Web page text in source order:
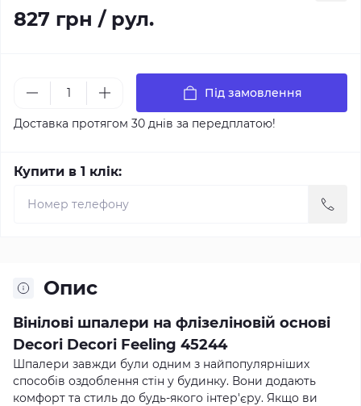
827 грн / рул.
Під замовлення
Доставка протягом 30 днів за передплатою!
Купити в 1 клік:
Опис
Вінілові шпалери на флізеліновій основі
Decori Decori Feeling 45244
Шпалери завжди були одним з найпопулярніших
способів оздоблення стін у будинку. Вони додають
комфорт та стиль до будь-якого інтер'єру. Якщо ви